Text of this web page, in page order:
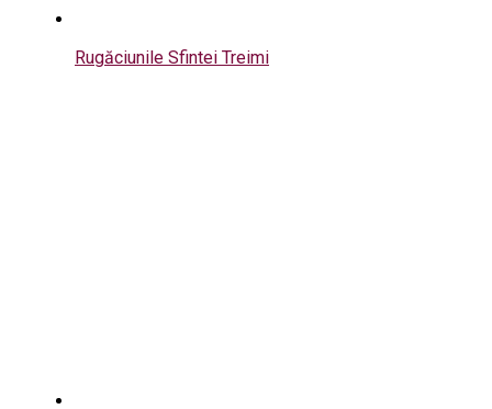
Rugăciunile Sfintei Treimi